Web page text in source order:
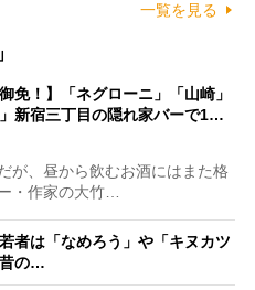
一覧を見る
免！】「ネグローニ」「山崎」
」新宿三丁目の隠れ家バーで1…
が、昼から飲むお酒にはまた格
・作家の大竹…
者は「なめろう」や「キヌカツ
の…